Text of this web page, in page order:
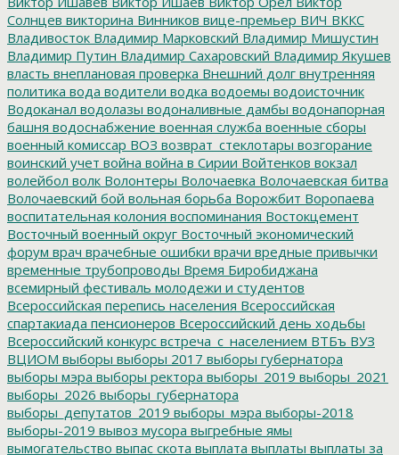
Солнцев викторина Винников вице-премьер ВИЧ ВККС
Владивосток Владимир Марковский Владимир Мишустин
Владимир Путин Владимир Сахаровский Владимир Якушев
власть внеплановая проверка Внешний долг внутренняя
политика вода водители водка водоемы водоисточник
Водоканал водолазы водоналивные дамбы водонапорная
башня водоснабжение военная служба военные сборы
военный комиссар ВОЗ возврат_стеклотары возгорание
воинский учет война война в Сирии Войтенков вокзал
волейбол волк Волонтеры Волочаевка Волочаевская битва
Волочаевский бой вольная борьба Ворожбит Воропаева
воспитательная колония воспоминания Востокцемент
Восточный военный округ Восточный экономический
форум врач врачебные ошибки врачи вредные привычки
временные трубопроводы Время Биробиджана
всемирный фестиваль молодежи и студентов
Всероссийская перепись населения Всероссийская
спартакиада пенсионеров Всероссийский день ходьбы
Всероссийский конкурс встреча_с_населением ВТБъ ВУЗ
ВЦИОМ выборы выборы 2017 выборы губернатора
выборы мэра выборы ректора выборы_2019 выборы_2021
выборы_2026 выборы_губернатора
выборы_депутатов_2019 выборы_мэра выборы-2018
выборы-2019 вывоз мусора выгребные ямы
вымогательство выпас скота выплата выплаты выплаты за